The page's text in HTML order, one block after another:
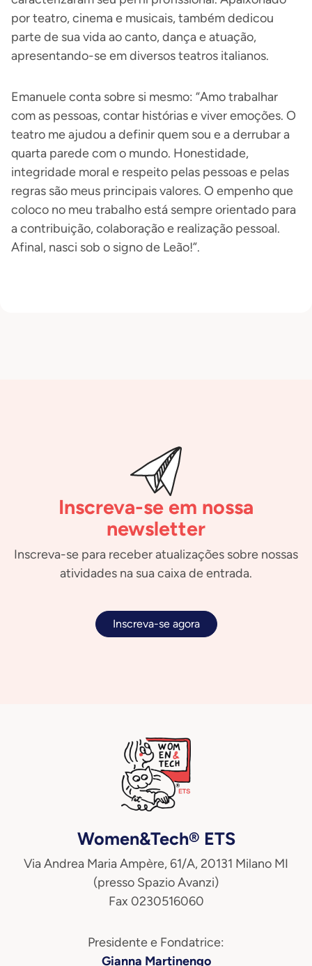
por teatro, cinema e musicais, também dedicou
parte de sua vida ao canto, dança e atuação,
apresentando-se em diversos teatros italianos.
Emanuele conta sobre si mesmo: “Amo trabalhar
com as pessoas, contar histórias e viver emoções. O
teatro me ajudou a definir quem sou e a derrubar a
quarta parede com o mundo. Honestidade,
integridade moral e respeito pelas pessoas e pelas
regras são meus principais valores. O empenho que
coloco no meu trabalho está sempre orientado para
a contribuição, colaboração e realização pessoal.
Afinal, nasci sob o signo de Leão!”.
Inscreva-se em nossa
newsletter
Inscreva-se para receber atualizações sobre nossas
atividades na sua caixa de entrada.
Inscreva-se agora
Women&Tech® ETS
Via Andrea Maria Ampère, 61/A, 20131 Milano MI
(presso Spazio Avanzi)
Fax 0230516060
Presidente e Fondatrice:
Gianna Martinengo